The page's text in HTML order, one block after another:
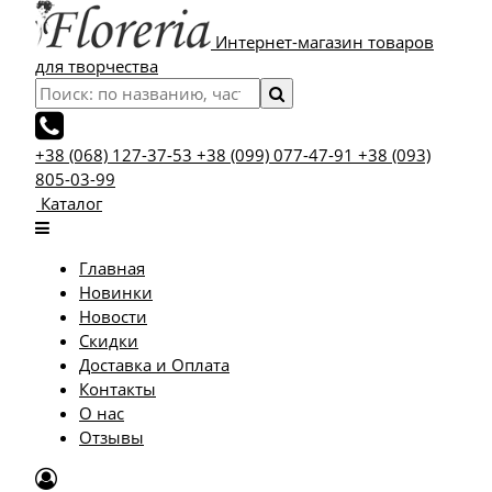
Интернет-магазин товаров
для творчества
+38 (068) 127-37-53 +38 (099) 077-47-91 +38 (093)
805-03-99
Каталог
Главная
Новинки
Новости
Скидки
Доставка и Оплата
Контакты
О нас
Отзывы